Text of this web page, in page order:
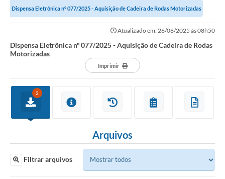
Dispensa Eletrônica nº 077/2025 - Aquisição de Cadeira de Rodas Motorizadas
Atualizado em: 26/06/2025 às 08h50
Dispensa Eletrônica nº 077/2025 - Aquisição de Cadeira de Rodas
Motorizadas
Imprimir
2
Arquivos
Filtrar arquivos